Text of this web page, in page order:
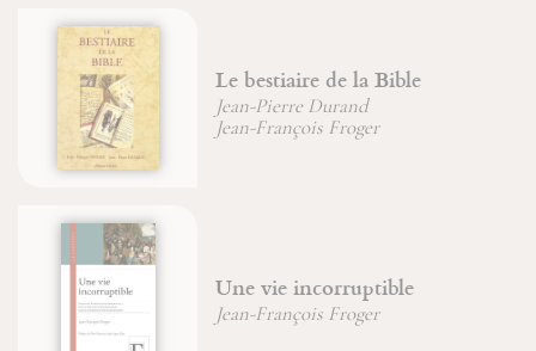
de la Bible
Durand
Froger
incorruptible
Froger